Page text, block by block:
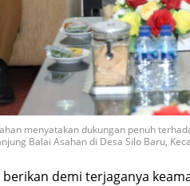
menyatakan dukungan penuh
Balai Asahan di Desa Silo Baru,
berikan demi terjaganya